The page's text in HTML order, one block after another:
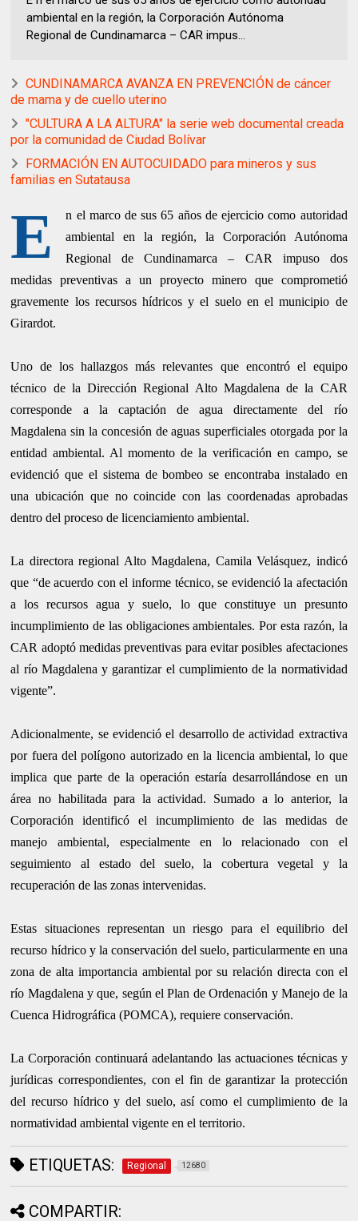
ambiental en la región, la Corporación Autónoma
Regional de Cundinamarca – CAR impus...
CUNDINAMARCA AVANZA EN PREVENCIÓN de cáncer
de mama y de cuello uterino
"CULTURA A LA ALTURA" la serie web documental creada
por la comunidad de Ciudad Bolívar
FORMACIÓN EN AUTOCUIDADO para mineros y sus
familias en Sutatausa
E
n el marco de sus 65 años de ejercicio como autoridad
ambiental en la región, la Corporación Autónoma
Regional de Cundinamarca – CAR impuso dos
medidas preventivas a un proyecto minero que comprometió
gravemente los recursos hídricos y el suelo en el municipio de
Girardot.
Uno de los hallazgos más relevantes que encontró el equipo
técnico de la Dirección Regional Alto Magdalena de la CAR
corresponde a la captación de agua directamente del río
Magdalena sin la concesión de aguas superficiales otorgada por la
entidad ambiental. Al momento de la verificación en campo, se
evidenció que el sistema de bombeo se encontraba instalado en
una ubicación que no coincide con las coordenadas aprobadas
dentro del proceso de licenciamiento ambiental.
La directora regional Alto Magdalena, Camila Velásquez, indicó
que “de acuerdo con el informe técnico, se evidenció la afectación
a los recursos agua y suelo, lo que constituye un presunto
incumplimiento de las obligaciones ambientales. Por esta razón, la
CAR adoptó medidas preventivas para evitar posibles afectaciones
al río Magdalena y garantizar el cumplimiento de la normatividad
vigente”.
Adicionalmente, se evidenció el desarrollo de actividad extractiva
por fuera del polígono autorizado en la licencia ambiental, lo que
implica que parte de la operación estaría desarrollándose en un
área no habilitada para la actividad. Sumado a lo anterior, la
Corporación identificó el incumplimiento de las medidas de
manejo ambiental, especialmente en lo relacionado con el
seguimiento al estado del suelo, la cobertura vegetal y la
recuperación de las zonas intervenidas.
Estas situaciones representan un riesgo para el equilibrio del
recurso hídrico y la conservación del suelo, particularmente en una
zona de alta importancia ambiental por su relación directa con el
río Magdalena y que, según el Plan de Ordenación y Manejo de la
Cuenca Hidrográfica (POMCA), requiere conservación.
La Corporación continuará adelantando las actuaciones técnicas y
jurídicas correspondientes, con el fin de garantizar la protección
del recurso hídrico y del suelo, así como el cumplimiento de la
normatividad ambiental vigente en el territorio.
ETIQUETAS: Regional 12680
COMPARTIR: